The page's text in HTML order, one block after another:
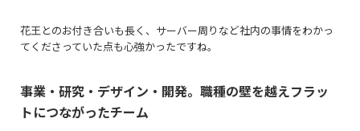
花王とのお付き合いも長く、サーバー周りなど社内の事情をわかっ
てくださっていた点も心強かったですね。
事業・研究・デザイン・開発。職種の壁を越えフラッ
トにつながったチーム